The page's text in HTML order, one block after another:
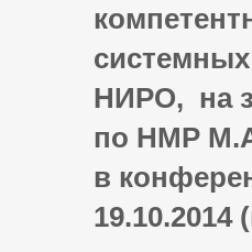
НИРО, на
по НМР
в
19.10.2014